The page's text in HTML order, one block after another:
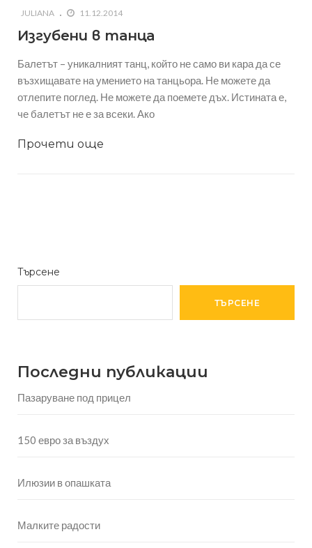
JULIANA 11.12.2014
Изгубени в танца
Балетът – уникалният танц, който не само ви кара да се
възхищавате на умението на танцьора. Не можете да
отлепите поглед. Не можете да поемете дъх. Истината е,
че балетът не е за всеки. Ако
Прочети още
Търсене
ТЪРСЕНЕ
Последни публикации
Пазаруване под прицел
150 евро за въздух
Илюзии в опашката
Малките радости